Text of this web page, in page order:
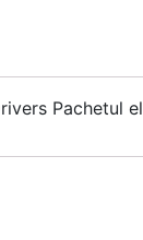
Pachetul